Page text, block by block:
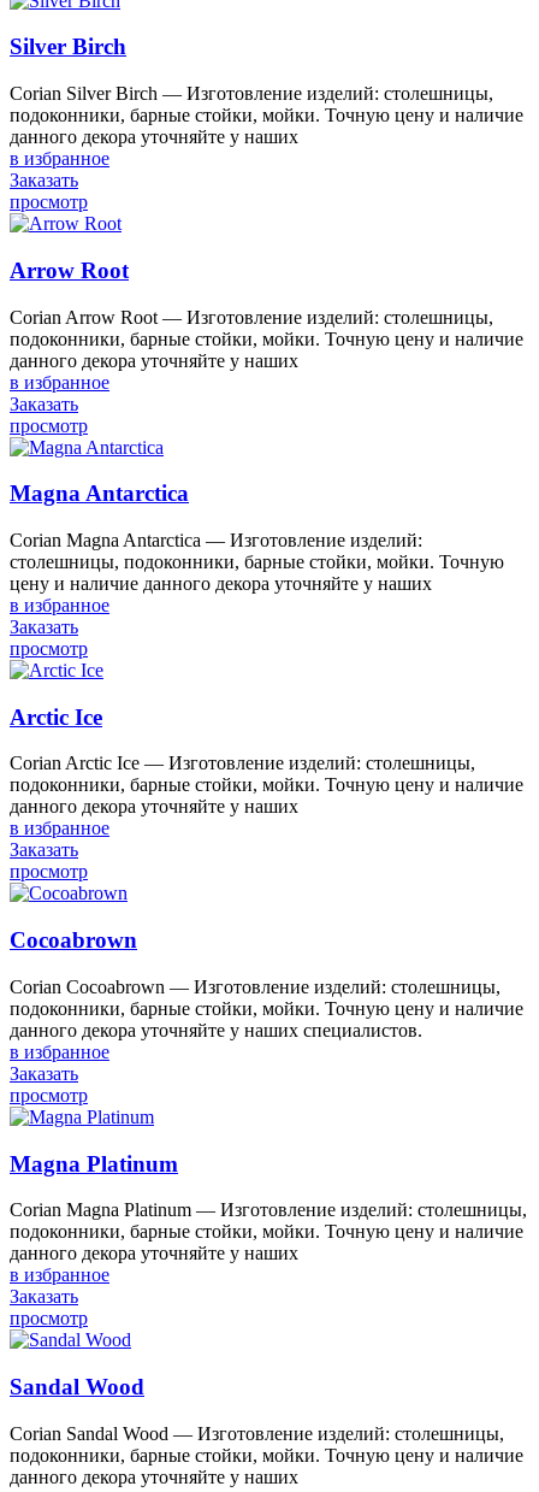
Silver Birch
Corian Silver Birch — Изготовление изделий: столешницы,
подоконники, барные стойки, мойки. Точную цену и наличие
данного декора уточняйте у наших
в избранное
Заказать
просмотр
Arrow Root
Corian Arrow Root — Изготовление изделий: столешницы,
подоконники, барные стойки, мойки. Точную цену и наличие
данного декора уточняйте у наших
в избранное
Заказать
просмотр
Magna Antarctica
Corian Magna Antarctica — Изготовление изделий:
столешницы, подоконники, барные стойки, мойки. Точную
цену и наличие данного декора уточняйте у наших
в избранное
Заказать
просмотр
Arctic Ice
Corian Arctic Ice — Изготовление изделий: столешницы,
подоконники, барные стойки, мойки. Точную цену и наличие
данного декора уточняйте у наших
в избранное
Заказать
просмотр
Cocoabrown
Corian Cocoabrown — Изготовление изделий: столешницы,
подоконники, барные стойки, мойки. Точную цену и наличие
данного декора уточняйте у наших специалистов.
в избранное
Заказать
просмотр
Magna Platinum
Corian Magna Platinum — Изготовление изделий: столешницы,
подоконники, барные стойки, мойки. Точную цену и наличие
данного декора уточняйте у наших
в избранное
Заказать
просмотр
Sandal Wood
Corian Sandal Wood — Изготовление изделий: столешницы,
подоконники, барные стойки, мойки. Точную цену и наличие
данного декора уточняйте у наших